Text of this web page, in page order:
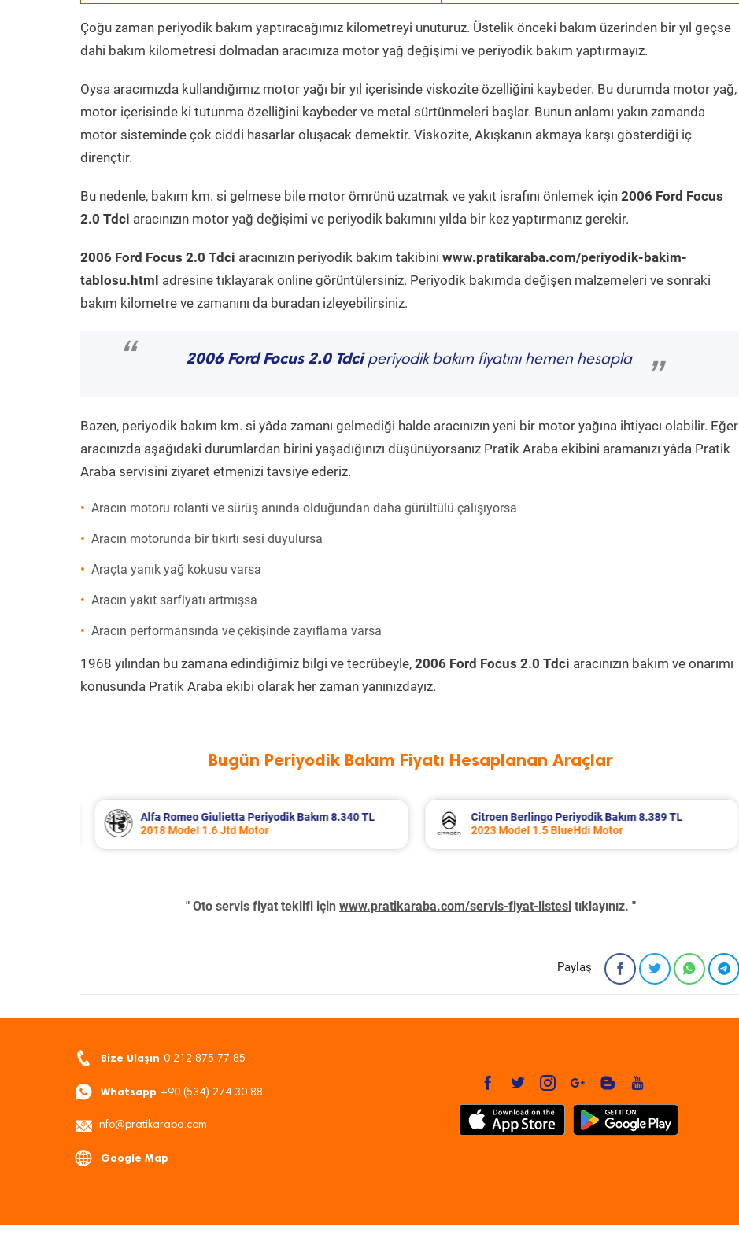
Çoğu zaman periyodik bakım yaptıracağımız kilometreyi unuturuz. Üstelik önceki bakım üzerinden bir yıl geçse
dahi bakım kilometresi dolmadan aracımıza motor yağ değişimi ve periyodik bakım yaptırmayız.
Oysa aracımızda kullandığımız motor yağı bir yıl içerisinde viskozite özelliğini kaybeder. Bu durumda motor yağ,
motor içerisinde ki tutunma özelliğini kaybeder ve metal sürtünmeleri başlar. Bunun anlamı yakın zamanda
motor sisteminde çok ciddi hasarlar oluşacak demektir. Viskozite, Akışkanın akmaya karşı gösterdiği iç
dirençtir.
Bu nedenle, bakım km. si gelmese bile motor ömrünü uzatmak ve yakıt israfını önlemek için 2006 Ford Focus
2.0 Tdci aracınızın motor yağ değişimi ve periyodik bakımını yılda bir kez yaptırmanız gerekir.
2006 Ford Focus 2.0 Tdci aracınızın periyodik bakım takibini www.pratikaraba.com/periyodik-bakim-
tablosu.html adresine tıklayarak online görüntülersiniz. Periyodik bakımda değişen malzemeleri ve sonraki
bakım kilometre ve zamanını da buradan izleyebilirsiniz.
“ 2006 Ford Focus 2.0 Tdciperiyodik bakım fiyatını hemen hesapla
”
Bazen, periyodik bakım km. si yâda zamanı gelmediği halde aracınızın yeni bir motor yağına ihtiyacı olabilir. Eğer
aracınızda aşağıdaki durumlardan birini yaşadığınızı düşünüyorsanız Pratik Araba ekibini aramanızı yâda Pratik
Araba servisini ziyaret etmenizi tavsiye ederiz.
Aracın motoru rolanti ve sürüş anında olduğundan daha gürültülü çalışıyorsa
Aracın motorunda bir tıkırtı sesi duyulursa
Araçta yanık yağ kokusu varsa
Aracın yakıt sarfiyatı artmışsa
Aracın performansında ve çekişinde zayıflama varsa
1968 yılından bu zamana edindiğimiz bilgi ve tecrübeyle, 2006 Ford Focus 2.0 Tdci aracınızın bakım ve onarımı
konusunda Pratik Araba ekibi olarak her zaman yanınızdayız.
Bugün Periyodik Bakım Fiyatı Hesaplanan Araçlar
Citroen Berlingo Periyodik Bakım 8.389 TL
2023 Model 1.5 BlueHdi Motor
Fiat Egea Cross Periyodik Bakım 8.683 TL
2023 Model 1.6 Multijet Motor
" Oto servis fiyat teklifi için www.pratikaraba.com/servis-fiyat-listesi tıklayınız. "
Paylaş
Bize Ulaşın 0 212 875 77 85
Whatsapp +90 (534) 274 30 88
info@pratikaraba.com
Google Map